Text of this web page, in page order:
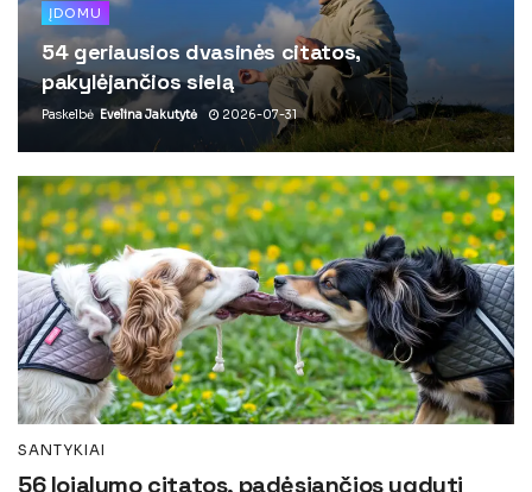
ĮDOMU
54 geriausios dvasinės citatos,
pakylėjančios sielą
Paskelbė Evelina Jakutytė 2026-07-31
SANTYKIAI
56 lojalumo citatos, padėsiančios ugdyti